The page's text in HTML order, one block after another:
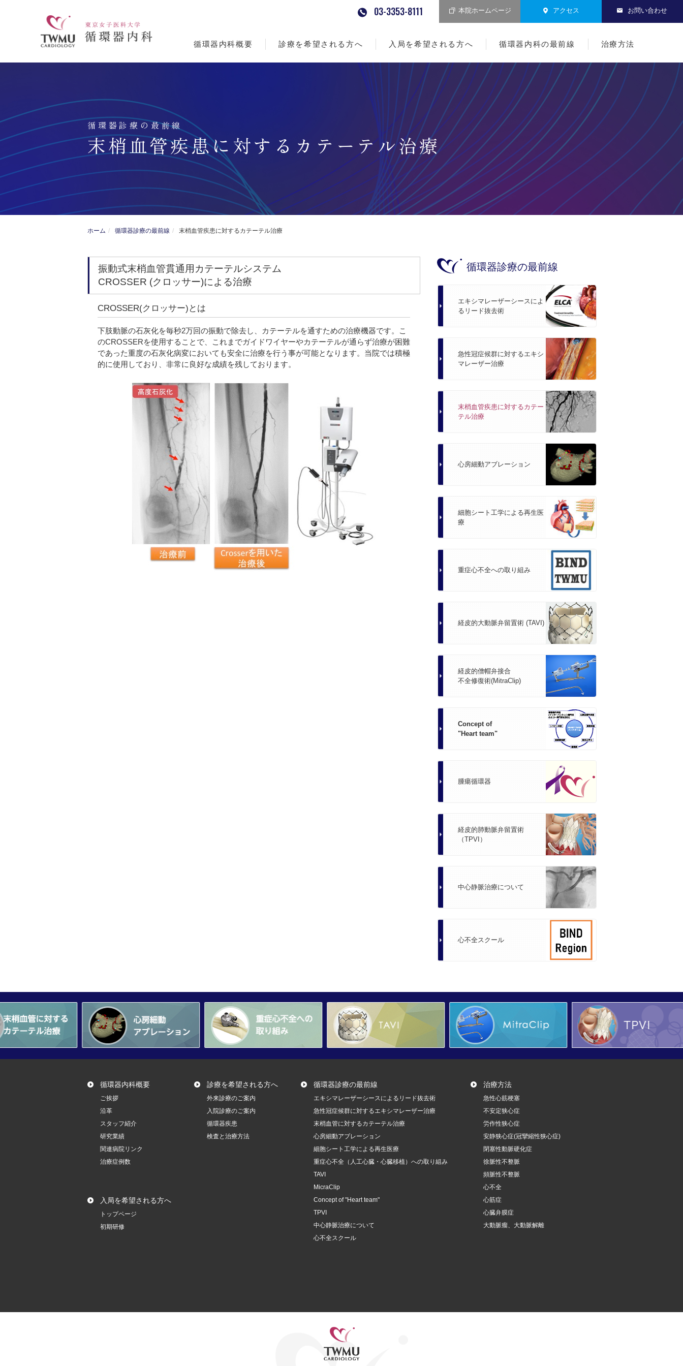
03-3353-8111 本院ホームページ アクセス お問い合わせ
循環器内科概要 診療を希望される方へ 入局を希望される方へ 循環器内科の最前線 治療方法
循環器診療の最前線
末梢血管疾患に対するカテーテル治療
ホーム 循環器診療の最前線 末梢血管疾患に対するカテーテル治療
振動式末梢血管貫通用カテーテルシステム
CROSSER (クロッサー)による治療
CROSSER(クロッサー)とは
下肢動脈の石灰化を毎秒2万回の振動で除去し、カテーテルを通すための治療機器です。こ
のCROSSERを使用することで、これまでガイドワイヤーやカテーテルが通らず治療が困難
であった重度の石灰化病変においても安全に治療を行う事が可能となります。当院では積極
的に使用しており、非常に良好な成績を残しております。
循環器診療の最前線
エキシマレーザーシースによ
るリード抜去術
急性冠症候群に対するエキシ
マレーザー治療
末梢血管疾患に対するカテー
テル治療
心房細動アブレーション
細胞シート工学による再生医
療
重症心不全への取り組み
経皮的大動脈弁留置術 (TAVI)
経皮的僧帽弁接合
不全修復術(MitraClip)
Concept of
"Heart team"
腫瘍循環器
経皮的肺動脈弁留置術
（TPVI）
中心静脈治療について
心不全スクール
循環器内科概要
ご挨拶
沿革
スタッフ紹介
研究業績
関連病院リンク
治療症例数
入局を希望される方へ
トップページ
初期研修
診療を希望される方へ
外来診療のご案内
入院診療のご案内
循環器疾患
検査と治療方法
循環器診療の最前線
エキシマレーザーシースによるリード抜去術
急性冠症候群に対するエキシマレーザー治療
末梢血管に対するカテーテル治療
心房細動アブレーション
細胞シート工学による再生医療
重症心不全（人工心臓・心臓移植）への取り組み
TAVI
MicraClip
Concept of "Heart team"
TPVI
中心静脈治療について
心不全スクール
治療方法
急性心筋梗塞
不安定狭心症
労作性狭心症
安静狭心症(冠攣縮性狭心症)
閉塞性動脈硬化症
徐脈性不整脈
頻脈性不整脈
心不全
心筋症
心臓弁膜症
大動脈瘤、大動脈解離